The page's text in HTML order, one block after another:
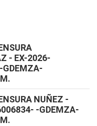
- EX-2026-
NUÑEZ -
-GDEMZA-